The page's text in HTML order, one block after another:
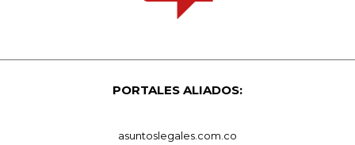
PORTALES ALIADOS:
asuntoslegales.com.co